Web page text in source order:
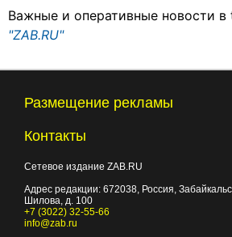
Важные и оперативные новости в
"ZAB.RU"
Размещение рекламы
Контакты
Сетевое издание ZAB.RU
Адрес редакции: 672038 , Россия,
Шилова, д. 100
+7 (3022) 32-55-66
info@zab.ru